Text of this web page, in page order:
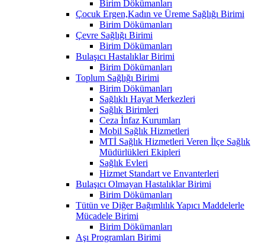
Birim Dökümanları
Çocuk Ergen,Kadın ve Üreme Sağlığı Birimi
Birim Dökümanları
Çevre Sağlığı Birimi
Birim Dökümanları
Bulaşıcı Hastalıklar Birimi
Birim Dökümanları
Toplum Sağlığı Birimi
Birim Dökümanları
Sağlıklı Hayat Merkezleri
Sağlık Birimleri
Ceza İnfaz Kurumları
Mobil Sağlık Hizmetleri
MTİ Sağlık Hizmetleri Veren İlçe Sağlık
Müdürlükleri Ekipleri
Sağlık Evleri
Hizmet Standart ve Envanterleri
Bulaşıcı Olmayan Hastalıklar Birimi
Birim Dökümanları
Tütün ve Diğer Bağımlılık Yapıcı Maddelerle
Mücadele Birimi
Birim Dökümanları
Aşı Programları Birimi